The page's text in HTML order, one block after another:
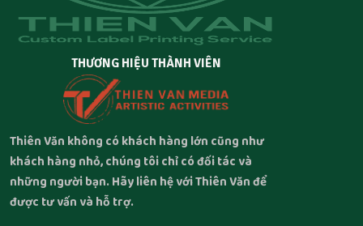
THƯƠNG HIỆU THÀNH VIÊN
Thiên Văn không có khách hàng lớn cũng như
khách hàng nhỏ, chúng tôi chỉ có đối tác và
những người bạn. Hãy liên hệ với Thiên Văn để
được tư vấn và hỗ trợ.